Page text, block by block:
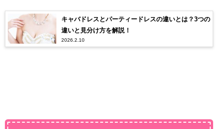
キャバドレスとパーティードレスの違いとは？3つの
違いと見分け方を解説！
2026.2.10